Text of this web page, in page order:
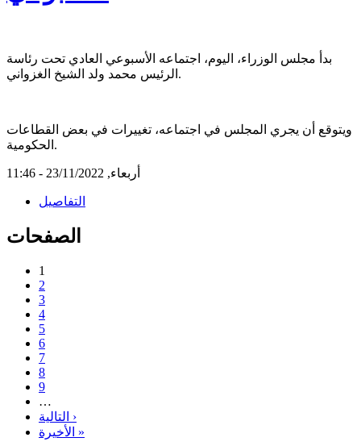
بدأ مجلس الوزراء، اليوم، اجتماعه الأسبوعي العادي تحت رئاسة
الرئيس محمد ولد الشيخ الغزواني.
ويتوقع أن يجري المجلس في اجتماعه، تغييرات في بعض القطاعات
الحكومية.
أربعاء, 23/11/2022 - 11:46
التفاصيل
الصفحات
1
2
3
4
5
6
7
8
9
…
التالية ›
الأخيرة »